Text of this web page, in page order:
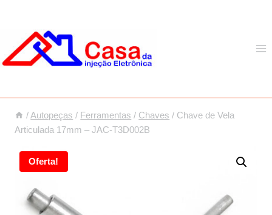
Conteúdo
/Autopeças / Ferramentas / Chaves / Chave de Vela
Articulada 17mm – JAC-T3D002B
Oferta!